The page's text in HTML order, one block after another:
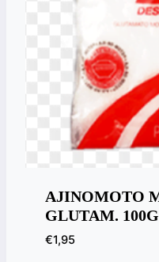
AJINOMOTO
GLUTAM. 100G
€1,95